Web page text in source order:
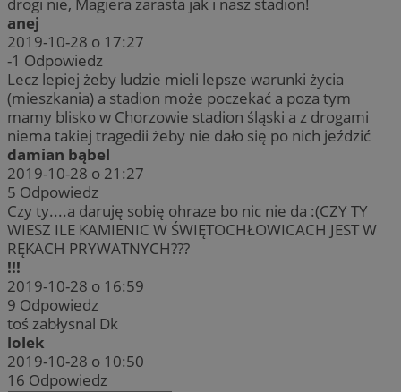
drogi nie, Magiera zarasta jak i nasz stadion!
anej
2019-10-28 o 17:27
-1 Odpowiedz
Lecz lepiej żeby ludzie mieli lepsze warunki życia
(mieszkania) a stadion może poczekać a poza tym
mamy blisko w Chorzowie stadion śląski a z drogami
niema takiej tragedii żeby nie dało się po nich jeździć
damian bąbel
2019-10-28 o 21:27
5 Odpowiedz
Czy ty....a daruję sobię ohraze bo nic nie da :(CZY TY
WIESZ ILE KAMIENIC W ŚWIĘTOCHŁOWICACH JEST W
RĘKACH PRYWATNYCH???
!!!
2019-10-28 o 16:59
9 Odpowiedz
toś zabłysnal Dk
lolek
2019-10-28 o 10:50
16 Odpowiedz